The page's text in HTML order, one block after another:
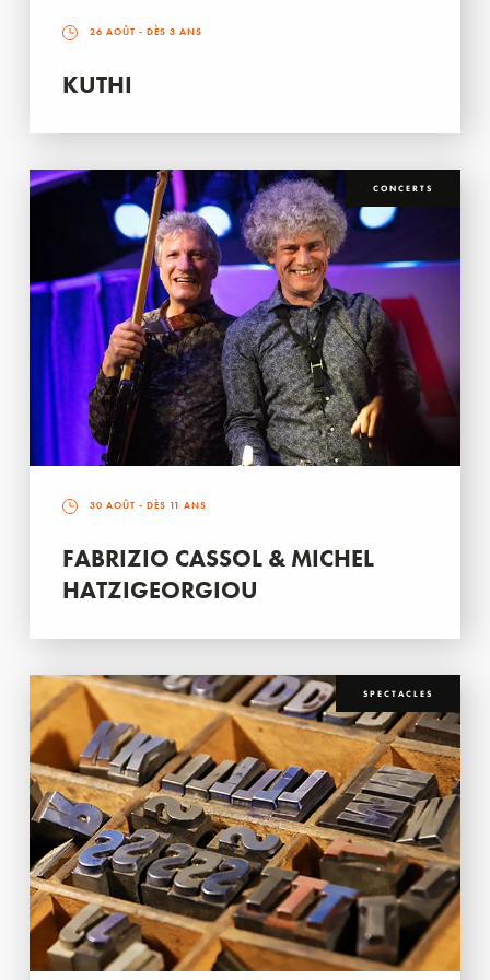
26 AOÛT - DÈS 3 ANS
KUTHI
CONCERTS
30 AOÛT - DÈS 11 ANS
FABRIZIO CASSOL & MICHEL
HATZIGEORGIOU
SPECTACLES